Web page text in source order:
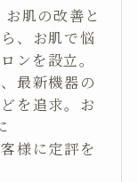
肌の改善と
、お肌で悩
ンを設立。
最新機器の
を追求。お
様に定評を